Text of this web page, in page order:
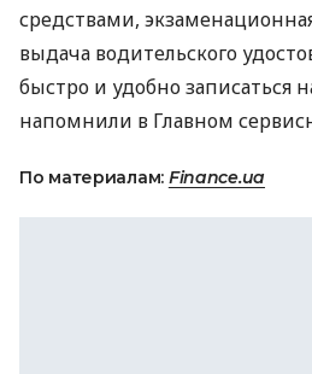
средствами,
выдача водительского
быстро и удобно записаться
напомнили в Главном
По материалам: Finance.ua